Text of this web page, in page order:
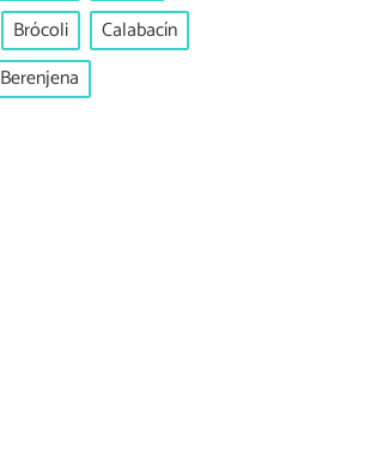
Brócoli
Calabacín
Berenjena